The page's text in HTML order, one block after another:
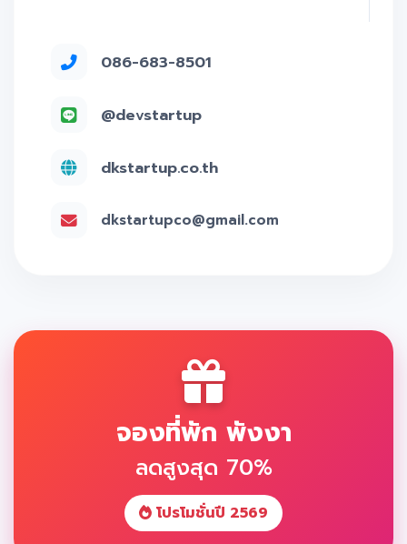
086-683-8501
@devstartup
dkstartup.co.th
dkstartupco@gmail.com
จองที่พัก พังงา
ลดสูงสุด 70%
โปรโมชั่นปี 2569